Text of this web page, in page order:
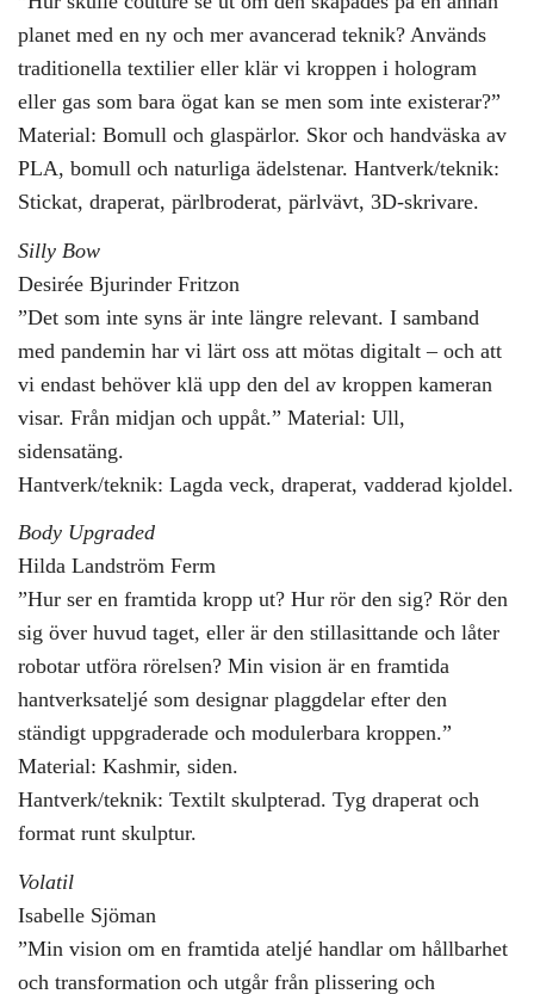
planet med en ny och mer avancerad teknik? Används
traditionella textilier eller klär vi kroppen i hologram
eller gas som bara ögat kan se men som inte existerar?”
Material: Bomull och glaspärlor. Skor och handväska av
PLA, bomull och naturliga ädelstenar. Hantverk/teknik:
Stickat, draperat, pärlbroderat, pärlvävt, 3D-skrivare.
Silly Bow
Desirée Bjurinder Fritzon
”Det som inte syns är inte längre relevant. I samband
med pandemin har vi lärt oss att mötas digitalt – och att
vi endast behöver klä upp den del av kroppen kameran
visar. Från midjan och uppåt.” Material: Ull,
sidensatäng.
Hantverk/teknik: Lagda veck, draperat, vadderad kjoldel.
Body Upgraded
Hilda Landström Ferm
”Hur ser en framtida kropp ut? Hur rör den sig? Rör den
sig över huvud taget, eller är den stillasittande och låter
robotar utföra rörelsen? Min vision är en framtida
hantverksateljé som designar plaggdelar efter den
ständigt uppgraderade och modulerbara kroppen.”
Material: Kashmir, siden.
Hantverk/teknik: Textilt skulpterad. Tyg draperat och
format runt skulptur.
Volatil
Isabelle Sjöman
”Min vision om en framtida ateljé handlar om hållbarhet
och transformation och utgår från plissering och